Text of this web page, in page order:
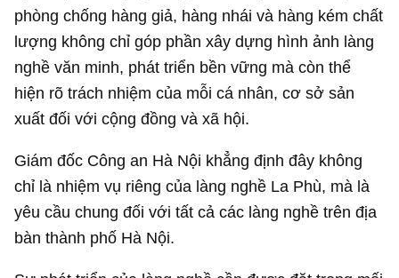
phòng chống hàng giả, hàng nhái và hàng kém chất
lượng không chỉ góp phần xây dựng hình ảnh làng
nghề văn minh, phát triển bền vững mà còn thể
hiện rõ trách nhiệm của mỗi cá nhân, cơ sở sản
xuất đối với cộng đồng và xã hội.
Giám đốc Công an Hà Nội khẳng định đây không
chỉ là nhiệm vụ riêng của làng nghề La Phù, mà là
yêu cầu chung đối với tất cả các làng nghề trên địa
bàn thành phố Hà Nội.